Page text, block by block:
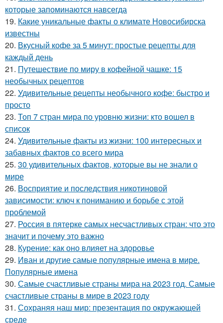
которые запоминаются навсегда
19. Какие уникальные факты о климате Новосибирска
известны
20. Вкусный кофе за 5 минут: простые рецепты для
каждый день
21. Путешествие по миру в кофейной чашке: 15
необычных рецептов
22. Удивительные рецепты необычного кофе: быстро и
просто
23. Топ 7 стран мира по уровню жизни: кто вошел в
список
24. Удивительные факты из жизни: 100 интересных и
забавных фактов со всего мира
25. 30 удивительных фактов, которые вы не знали о
мире
26. Восприятие и последствия никотиновой
зависимости: ключ к пониманию и борьбе с этой
проблемой
27. Россия в пятерке самых несчастливых стран: что это
значит и почему это важно
28. Курение: как оно влияет на здоровье
29. Иван и другие самые популярные имена в мире.
Популярные имена
30. Самые счастливые страны мира на 2023 год. Самые
счастливые страны в мире в 2023 году
31. Сохраняя наш мир: презентация по окружающей
среде